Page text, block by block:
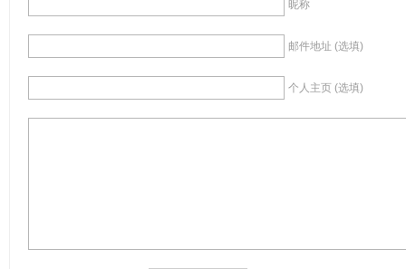
昵称
邮件地址 (选填)
个人主页 (选填)